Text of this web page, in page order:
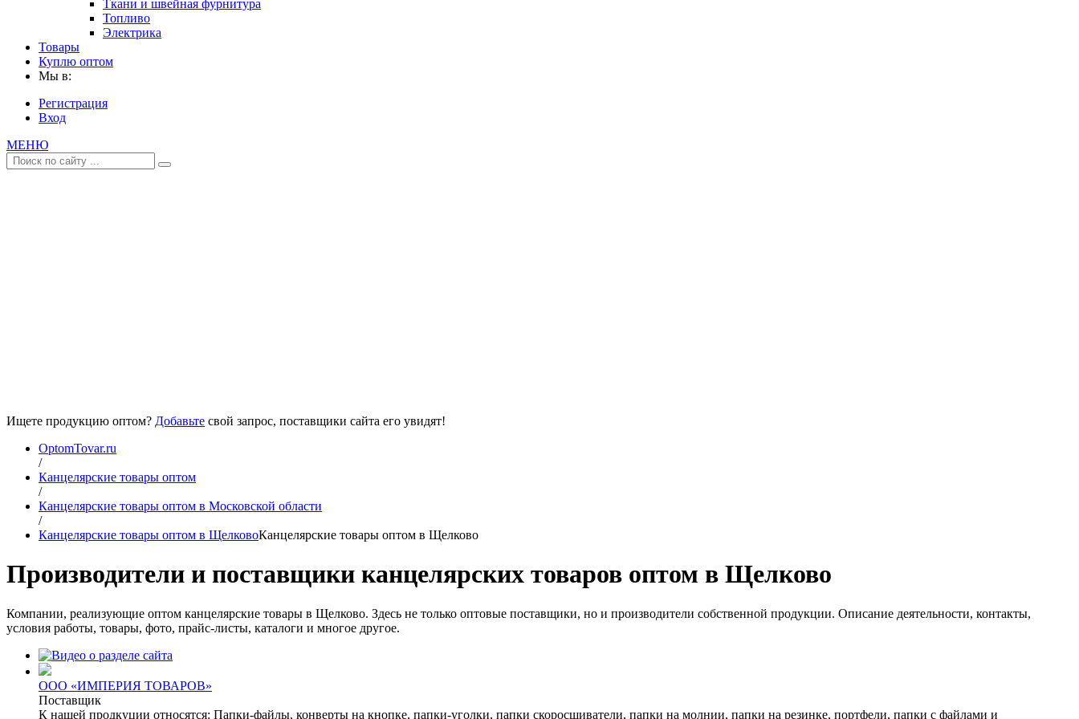
Ткани и швейная фурнитура
Топливо
Электрика
Товары
Куплю оптом
Мы в:
Регистрация
Вход
МЕНЮ
Ищете продукцию оптом? Добавьте свой запрос, поставщики сайта его увидят!
OptomTovar.ru
/
Канцелярские товары оптом
/
Канцелярские товары оптом в Московской области
/
Канцелярские товары оптом в ЩелковоКанцелярские товары оптом в Щелково
Производители и поставщики канцелярских товаров оптом в Щелково
Компании, реализующие оптом канцелярские товары в Щелково. Здесь не только оптовые поставщики, но и производители собственной продукции. Описание деятельности, контакты,
условия работы, товары, фото, прайс-листы, каталоги и многое другое.
ООО «ИМПЕРИЯ ТОВАРОВ»
Поставщик
К нашей продкуции относятся: Папки-файлы, конверты на кнопке, папки-уголки, папки скоросшиватели, папки на молнии, папки на резинке, портфели, папки с файлами и